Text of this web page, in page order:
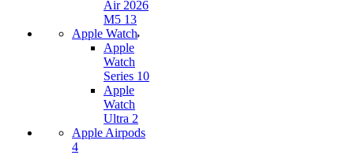
Air 2026
M5 13
Apple Watch
Apple
Watch
Series 10
Apple
Watch
Ultra 2
Apple Airpods
4